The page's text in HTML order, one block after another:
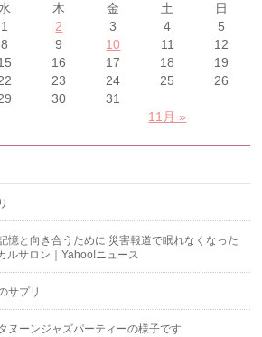
水 木 金 土 日
11月 »
1 2 3 4
5
8 9 10 11
12
16 17 18
19
23 24 25
26
30 31
憶と向き合うために 災害報道で眠れなくなった
ルサロン｜Yahoo!ニュース
サプリ
ヌーンジャズパーティーの様子です